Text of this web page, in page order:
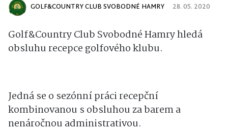
GOLF&COUNTRY CLUB SVOBODNÉ HAMRY 28. 05. 2020
Golf&Country Club Svobodné Hamry hledá
obsluhu recepce golfového klubu.
Jedná se o sezónní práci recepční
kombinovanou s obsluhou za barem a
nenáročnou administrativou.